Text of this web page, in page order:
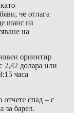
че отлага
шанс на
на
ориентир
2,42 долара или
часа
спад – с
за барел.